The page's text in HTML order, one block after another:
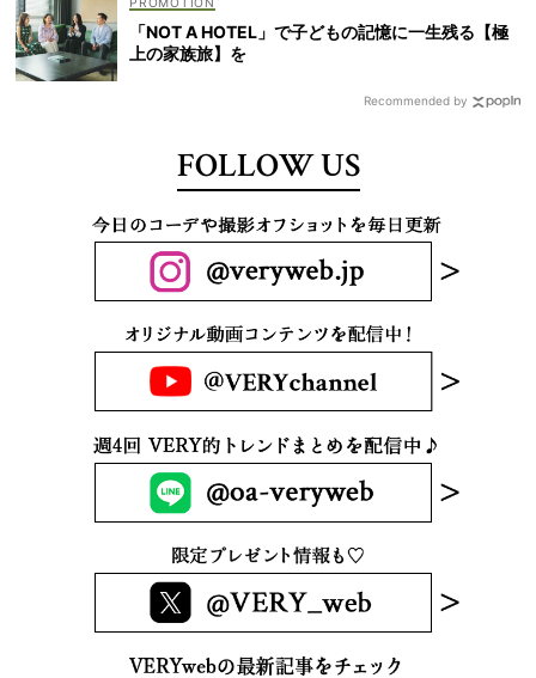
「NOT A HOTEL」で子どもの記憶に一生残る【極
上の家族旅】を
Recommended by
FOLLOW US